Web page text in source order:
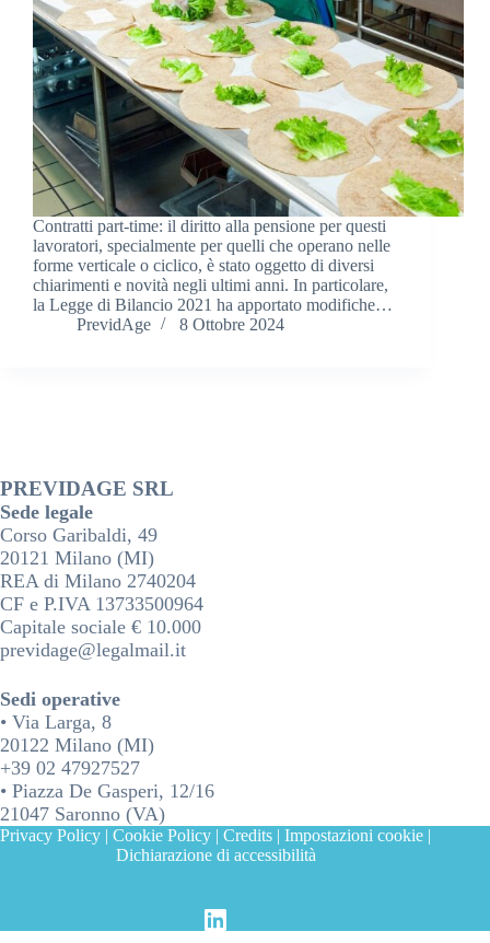
Contratti part-time: il diritto alla pensione per questi
lavoratori, specialmente per quelli che operano nelle
forme verticale o ciclico, è stato oggetto di diversi
chiarimenti e novità negli ultimi anni. In particolare,
la Legge di Bilancio 2021 ha apportato modifiche…
PrevidAge
8 Ottobre 2024
PREVIDAGE SRL
Sede legale
Corso Garibaldi, 49
20121 Milano (MI)
REA di Milano 2740204
CF e P.IVA 13733500964
Capitale sociale € 10.000
previdage@legalmail.it
Sedi operative
• Via Larga, 8
20122 Milano (MI)
+39 02 47927527
• Piazza De Gasperi, 12/16
21047 Saronno (VA)
Privacy Policy |Cookie Policy |Credits |Impostazioni cookie |
Dichiarazione di accessibilità